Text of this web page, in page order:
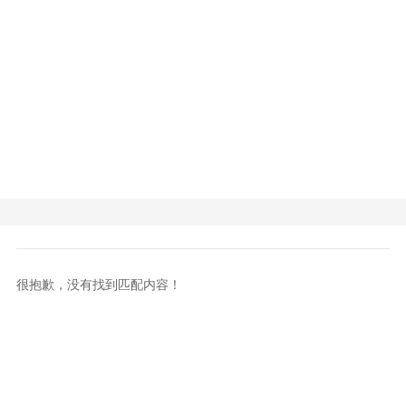
很抱歉，没有找到匹配内容！